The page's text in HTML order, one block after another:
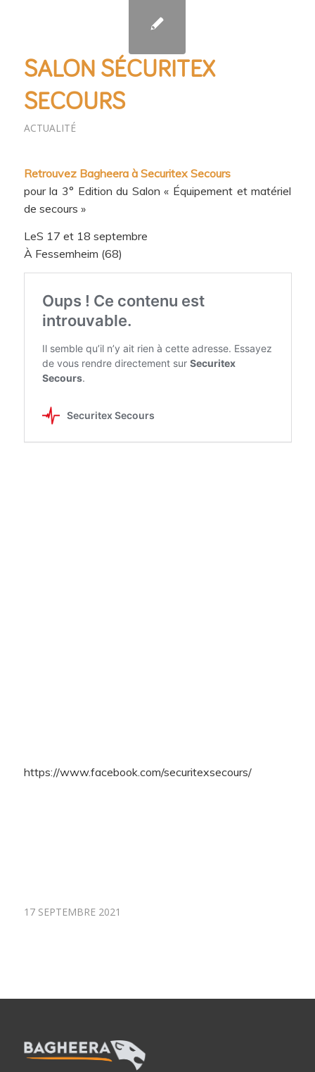
SALON SÉCURITEX
SECOURS
ACTUALITÉ
Retrouvez Bagheera à Securitex Secours
pour la 3° Edition du Salon « Équipement et matériel
de secours »
LeS 17 et 18 septembre
À Fessemheim (68)
https://www.facebook.com/securitexsecours/
17 SEPTEMBRE 2021